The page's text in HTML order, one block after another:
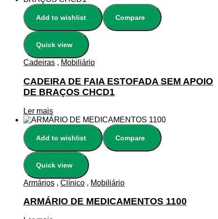
Add to wishlist Compare
Quick view
Cadeiras , Mobiliário
CADEIRA DE FAIA ESTOFADA SEM APOIO
DE BRAÇOS CHCD1
Ler mais
Add to wishlist Compare
Quick view
Armários , Clínico , Mobiliário
ARMÁRIO DE MEDICAMENTOS 1100